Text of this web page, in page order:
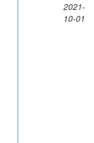
2021-
10-01